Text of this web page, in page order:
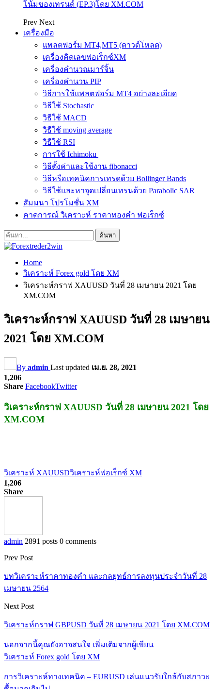
โน้มของเทรนด์ (EP.3)โดย XM.COM
Prev Next
เครื่องมือ
แพลตฟอร์ม MT4,MT5 (ดาวด์โหลด)
เครื่องคิดเลขฟอเร็กซ์XM
เครื่องคำนวณมาร์จิ้น
เครื่องคำนวน PIP
วิธีการใช้แพลตฟอร์ม MT4 อย่างละเอียด
วิธีใช้ Stochastic
วิธีใช้ MACD
วิธีใช้ moving average
วิธีใช้ RSI
การใช้ Ichimoku
วิธีตั้งค่าและใช้งาน fibonacci
วิธีหรือเทคนิคการเทรดด้วย Bollinger Bands
วิธีใช้และหาจุดเปลี่ยนเทรนด้วย Parabolic SAR
สัมมนา โปรโมชั่น XM
คาดการณ์ วิเคราะห์ ราคาทองคำ ฟอเร็กซ์
Home
วิเคราะห์ Forex gold โดย XM
วิเคราะห์กราฟ XAUUSD วันที่ 28 เมษายน 2021 โดย
XM.COM
วิเคราะห์กราฟ XAUUSD วันที่ 28 เมษายน
2021 โดย XM.COM
By admin Last updated เม.ย. 28, 2021
1,206
Share FacebookTwitter
วิเคราะห์กราฟ XAUUSD วันที่ 28 เมษายน 2021 โดย
XM.COM
วิเคราะห์ XAUUSDวิเคราะห์ฟอเร็กซ์ XM
1,206
Share
admin 2891 posts 0 comments
Prev Post
บทวิเคราะห์ราคาทองคำ และกลยุทธ์การลงทุนประจำวันที่ 28
เมษายน 2564
Next Post
วิเคราะห์กราฟ GBPUSD วันที่ 28 เมษายน 2021 โดย XM.COM
นอกจากนี้คุณยังอาจสนใจ เพิ่มเติมจากผู้เขียน
วิเคราะห์ Forex gold โดย XM
การวิเคราะห์ทางเทคนิค – EURUSD เล่นแนวรับใกล้กับสภาวะ